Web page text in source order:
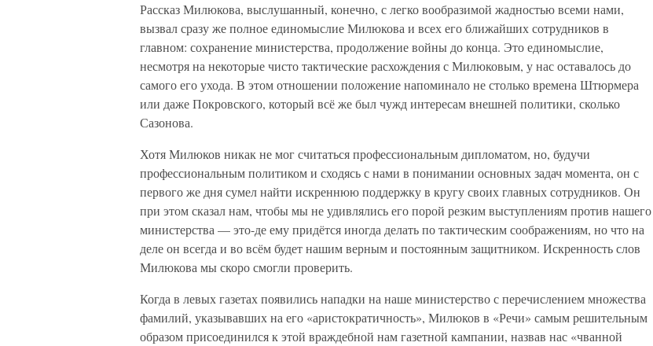
Рассказ Милюкова, выслушанный, конечно, с легко вообразимой жадностью всеми нами,
вызвал сразу же полное единомыслие Милюкова и всех его ближайших сотрудников в
главном: сохранение министерства, продолжение войны до конца. Это единомыслие,
несмотря на некоторые чисто тактические расхождения с Милюковым, у нас оставалось до
самого его ухода. В этом отношении положение напоминало не столько времена Штюрмера
или даже Покровского, который всё же был чужд интересам внешней политики, сколько
Сазонова.
Хотя Милюков никак не мог считаться профессиональным дипломатом, но, будучи
профессиональным политиком и сходясь с нами в понимании основных задач момента, он с
первого же дня сумел найти искреннюю поддержку в кругу своих главных сотрудников. Он
при этом сказал нам, чтобы мы не удивлялись его порой резким выступлениям против нашего
министерства — это-де ему придётся иногда делать по тактическим соображениям, но что на
деле он всегда и во всём будет нашим верным и постоянным защитником. Искренность слов
Милюкова мы скоро смогли проверить.
Когда в левых газетах появились нападки на наше министерство с перечислением множества
фамилий, указывавших на его «аристократичность», Милюков в «Речи» самым решительным
образом присоединился к этой враждебной нам газетной кампании, назвав нас «чванной